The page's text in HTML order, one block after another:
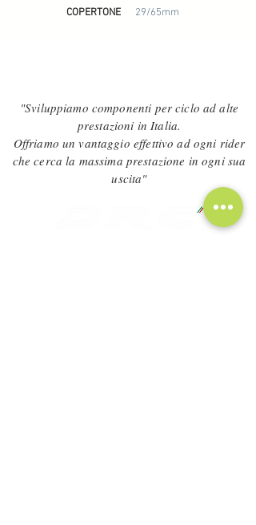
COPERTONE
29/65mm
"Sviluppiamo componenti per ciclo ad alte
prestazioni in Italia.
Offriamo un vantaggio effettivo ad ogni rider
che cerca la massima prestazione in ogni sua
uscita"